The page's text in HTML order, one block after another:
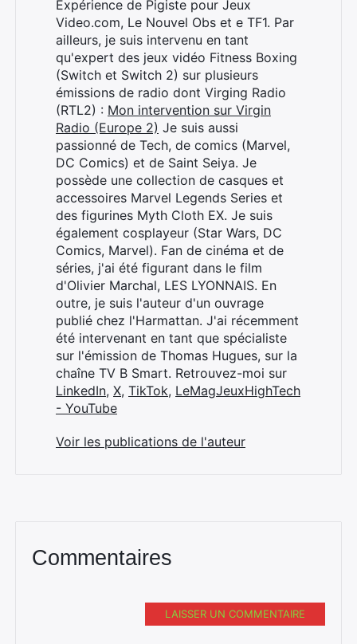
Expérience de Pigiste pour Jeux
Video.com, Le Nouvel Obs et e TF1. Par
ailleurs, je suis intervenu en tant
qu'expert des jeux vidéo Fitness Boxing
(Switch et Switch 2) sur plusieurs
émissions de radio dont Virging Radio
(RTL2) : Mon intervention sur Virgin
Radio (Europe 2) Je suis aussi
passionné de Tech, de comics (Marvel,
DC Comics) et de Saint Seiya. Je
possède une collection de casques et
accessoires Marvel Legends Series et
des figurines Myth Cloth EX. Je suis
également cosplayeur (Star Wars, DC
Comics, Marvel). Fan de cinéma et de
séries, j'ai été figurant dans le film
d'Olivier Marchal, LES LYONNAIS. En
outre, je suis l'auteur d'un ouvrage
publié chez l'Harmattan. J'ai récemment
été intervenant en tant que spécialiste
sur l'émission de Thomas Hugues, sur la
chaîne TV B Smart. Retrouvez-moi sur
LinkedIn, X, TikTok, LeMagJeuxHighTech
- YouTube
Voir les publications de l'auteur
Commentaires
LAISSER UN COMMENTAIRE
Rechercher
: